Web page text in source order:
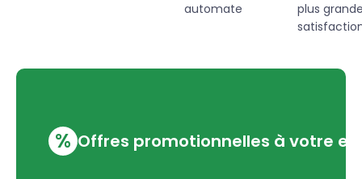
automate
plus
% Offres promotionnelles à votre